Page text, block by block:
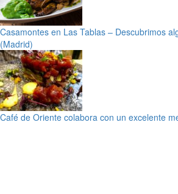
Casamontes en Las Tablas – Descubrimos
(Madrid)
Café de Oriente colabora con un excelente